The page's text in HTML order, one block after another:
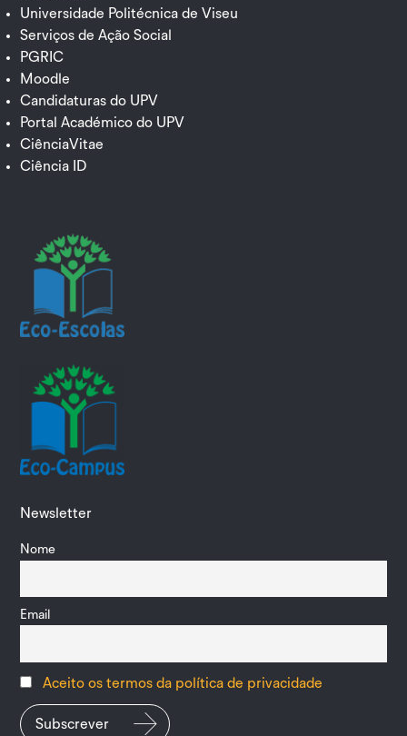
Universidade Politécnica de Viseu
Serviços de Ação Social
PGRIC
Moodle
Candidaturas do UPV
Portal Académico do UPV
CiênciaVitae
Ciência ID
Newsletter
Nome
Email
Aceito os termos da política de privacidade